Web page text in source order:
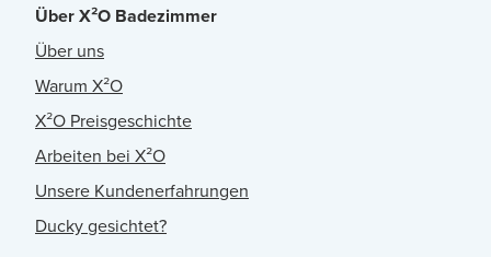
Über X²O Badezimmer
Über uns
Warum X²O
X²O Preisgeschichte
Arbeiten bei X²O
Unsere Kundenerfahrungen
Ducky gesichtet?